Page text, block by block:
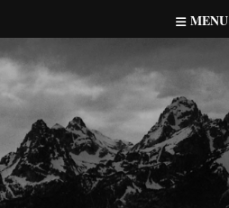
to
content
MENU